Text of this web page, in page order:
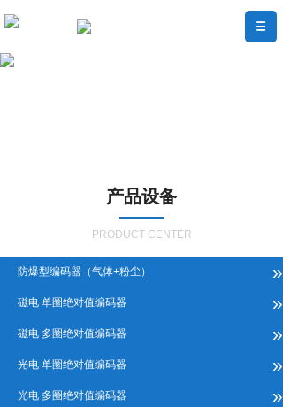
产品设备
PRODUCT CENTER
防爆型编码器（气体+粉尘） »
磁电 单圈绝对值编码器 »
磁电 多圈绝对值编码器 »
光电 单圈绝对值编码器 »
光电 多圈绝对值编码器 »